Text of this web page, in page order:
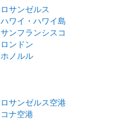
ロサンゼルス
ハワイ・ハワイ島
サンフランシスコ
ロンドン
ホノルル
ロサンゼルス空港
コナ空港